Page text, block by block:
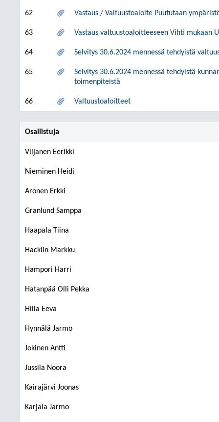
62 Vastaus / Valtuustoaloite Puututaan
63 Vastaus valtuustoaloitteeseen Vihti mukaan
64 Selvitys 30.6.2024 mennessä tehdyistä
65
Selvitys 30.6.2024 mennessä tehdyistä
toimenpiteistä
66 Valtuustoaloitteet
Osallistuja
Viljanen Eerikki
Nieminen Heidi
Aronen Erkki
Granlund Samppa
Haapala Tiina
Hacklin Markku
Hampori Harri
Hatanpää Olli Pekka
Hiila Eeva
Hynnälä Jarmo
Jokinen Antti
Jussila Noora
Kairajärvi Joonas
Karjala Jarmo